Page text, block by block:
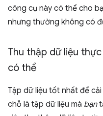
công cụ này có thể cho
nhưng thường không có
Thu thập dữ liệu
có thể
Tập dữ liệu tốt nhất để
chỗ là tập dữ liệu mà bạn